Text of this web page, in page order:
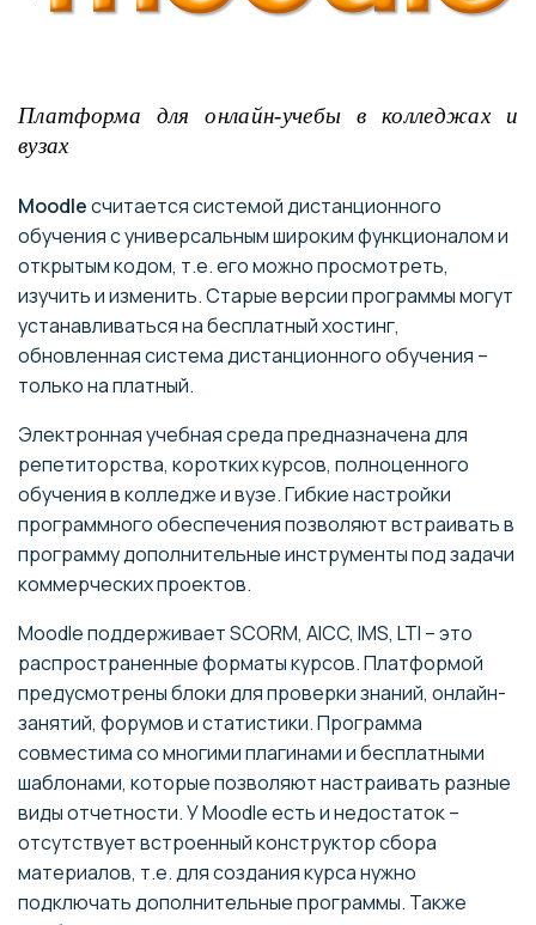
Платформа для онлайн-учебы в колледжах и
вузах
Moodleсчитается системой дистанционного
обучения с универсальным широким функционалом и
открытым кодом, т.е. его можно просмотреть,
изучить и изменить. Старые версии программы могут
устанавливаться на бесплатный хостинг,
обновленная система дистанционного обучения –
только на платный.
Электронная учебная среда предназначена для
репетиторства, коротких курсов, полноценного
обучения в колледже и вузе. Гибкие настройки
программного обеспечения позволяют встраивать в
программу дополнительные инструменты под задачи
коммерческих проектов.
Moodle поддерживает SCORM, AICC, IMS, LTI – это
распространенные форматы курсов. Платформой
предусмотрены блоки для проверки знаний, онлайн-
занятий, форумов и статистики. Программа
совместима со многими плагинами и бесплатными
шаблонами, которые позволяют настраивать разные
виды отчетности. У Moodle есть и недостаток –
отсутствует встроенный конструктор сбора
материалов, т.е. для создания курса нужно
подключать дополнительные программы. Также